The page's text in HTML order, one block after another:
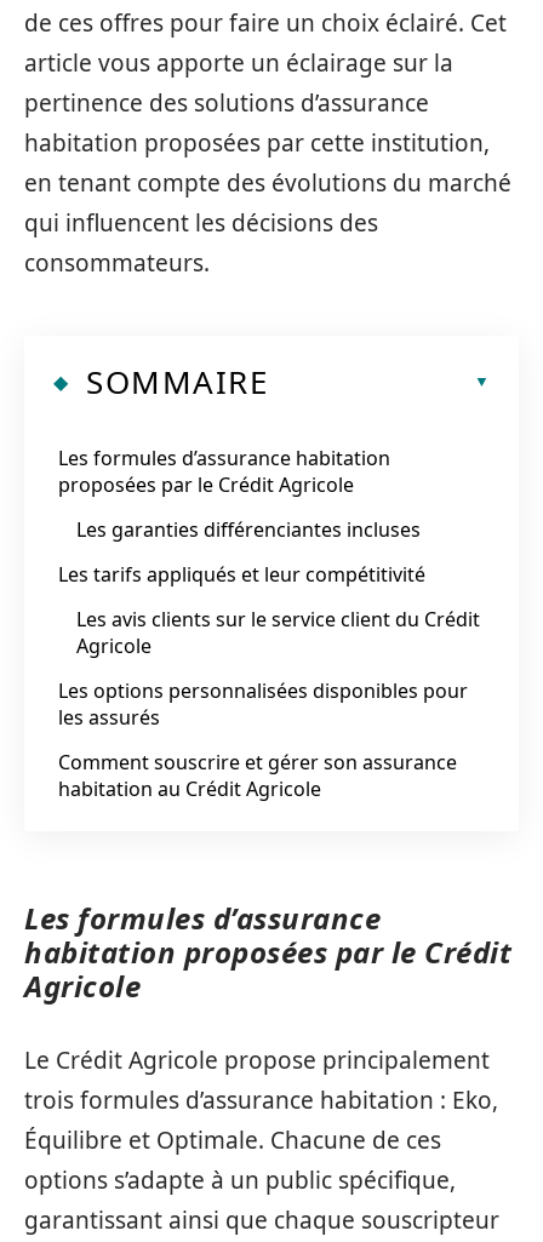
de ces offres pour faire un choix éclairé. Cet
article vous apporte un éclairage sur la
pertinence des solutions d’assurance
habitation proposées par cette institution,
en tenant compte des évolutions du marché
qui influencent les décisions des
consommateurs.
SOMMAIRE
Les formules d’assurance habitation
proposées par le Crédit Agricole
Les garanties différenciantes incluses
Les tarifs appliqués et leur compétitivité
Les avis clients sur le service client du Crédit
Agricole
Les options personnalisées disponibles pour
les assurés
Comment souscrire et gérer son assurance
habitation au Crédit Agricole
Les formules d’assurance
habitation proposées par le Crédit
Agricole
Le Crédit Agricole propose principalement
trois formules d’assurance habitation : Eko,
Équilibre et Optimale. Chacune de ces
options s’adapte à un public spécifique,
garantissant ainsi que chaque souscripteur